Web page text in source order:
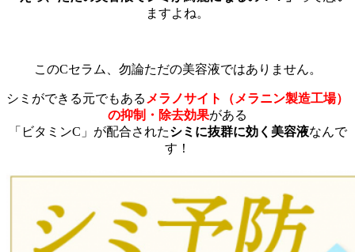
ますよね。
このCセラム、勿論ただの美容液ではありません。
シミができる元でもある メラノサイト（メラニン製造工場）
の抑制・除去効果がある
「ビタミンC」が配合されたシミに抜群に効く美容液なんで
す！